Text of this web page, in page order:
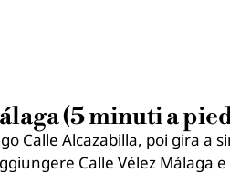
(5 minuti a
Calle Alcazabilla, poi gira a
Calle Vélez Málaga